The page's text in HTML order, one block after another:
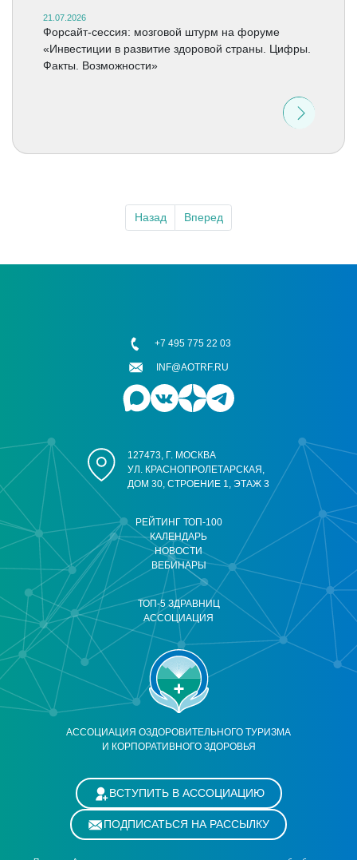
21.07.2026
Форсайт-сессия: мозговой штурм на форуме
«Инвестиции в развитие здоровой страны. Цифры.
Факты. Возможности»
Назад Вперед
АССОЦИАЦИЯ ОЗДОРОВИТЕЛЬНОГО ТУРИЗМА
И КОРПОРАТИВНОГО ЗДОРОВЬЯ
РЕЙТИНГ ТОП-100
КАЛЕНДАРЬ
НОВОСТИ
ВЕБИНАРЫ
ТОП-5 ЗДРАВНИЦ
АССОЦИАЦИЯ
127473, Г. МОСКВА
УЛ. КРАСНОПРОЛЕТАРСКАЯ,
ДОМ 30, СТРОЕНИЕ 1, ЭТАЖ 3
+7 495 775 22 03
INF@AOTRF.RU
ВСТУПИТЬ В АССОЦИАЦИЮ
ПОДПИСАТЬСЯ НА РАССЫЛКУ